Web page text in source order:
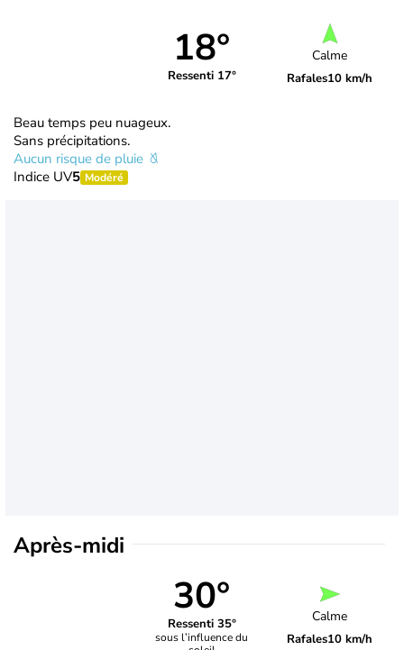
18°
Ressenti 17°
Calme
Rafales10 km/h
Beau temps peu nuageux.
Sans précipitations.
Aucun risque de pluie
Indice UV5 Modéré
Après-midi
30°
Ressenti 35°
sous l’influence du
Calme
Rafales10 km/h